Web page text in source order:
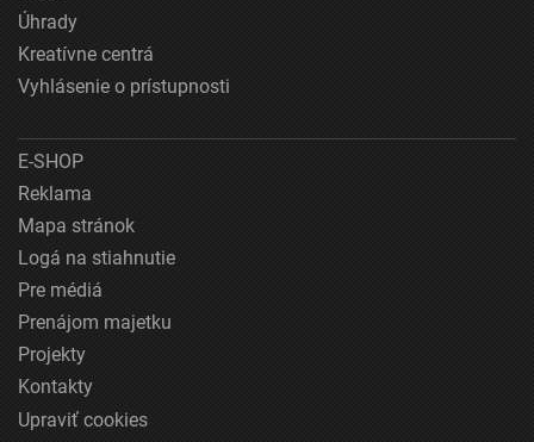
Úhrady
Kreatívne centrá
Vyhlásenie o prístupnosti
E-SHOP
Reklama
Mapa stránok
Logá na stiahnutie
Pre médiá
Prenájom majetku
Projekty
Kontakty
Upraviť cookies